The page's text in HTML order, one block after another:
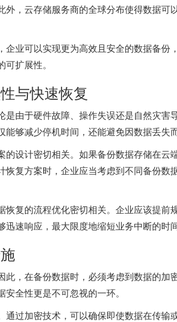
，云存储服务商的全球分布使得数据可
业可以实现更为高效且安全的数据备份
扩展性。
与快速恢复
由于硬件故障、操作失误还是自然灾害
够减少停机时间，还能避免因数据丢失
设计密切相关。如果备份数据存储在云
复方案时，企业应当考虑到不同备份数
复的流程优化密切相关。企业应该提前
速响应，最大限度地缩短业务中断的时间
，在备份数据时，必须考虑到数据的加
全性更是不可忽视的一环。
过加密技术，可以确保即使数据在传输